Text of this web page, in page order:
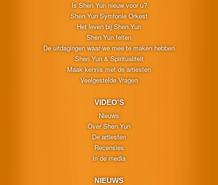
Is Shen Yun nieuw voor u?
Shen Yun Symfonie Orkest
Het leven bij Shen Yun
Shen Yun feiten
De uitdagingen waar we mee te maken hebben
Shen Yun & Spiritualiteit
Maak kennis met de artiesten
Veelgestelde Vragen
VIDEO'S
Nieuws
Over Shen Yun
De artiesten
Recensies
In de media
NIEUWS